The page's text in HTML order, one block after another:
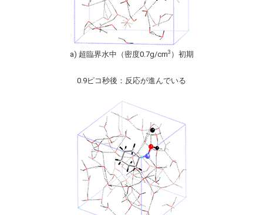
a) 超臨界水中（密度0.7g/cm3 ）初期
0.9ピコ秒後：反応が進んでいる